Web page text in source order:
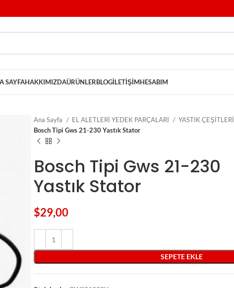
SAYFAHAKKIMIZDAÜRÜNLERBLOGİLETIŞIMHESABIM
Ana Sayfa EL ALETLERİ YEDEK PARÇALARI
YASTIK ÇEŞİTLERİ
Bosch Tipi Gws 21-230 Yastık Stator
Bosch Tipi Gws 21-230
Yastık Stator
$29,00
SEPETE EKLE